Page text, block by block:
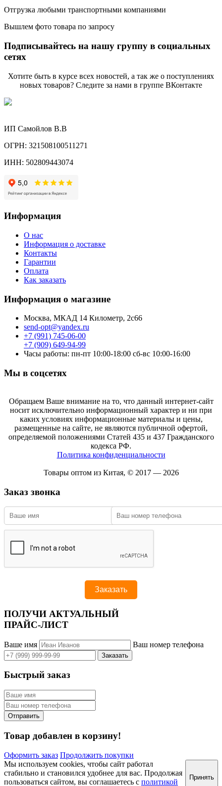
Отгрузка любыми транспортными компаниями
Вышлем фото товара по запросу
Подписывайтесь на нашу группу в социальных
сетях
Хотите быть в курсе всех новостей, а так же о поступлениях
новых товаров? Следите за нами в группе ВКонтакте
ИП Самойлов В.В
ОГРН: 321508100511271
ИНН: 502809443074
Информация
О нас
Информация о доставке
Контакты
Гарантии
Оплата
Как заказать
Информация о магазине
Москва, МКАД 14 Километр, 2с66
send-opt@yandex.ru
+7 (991) 745-06-00
+7 (909) 649-94-99
Часы работы: пн-пт 10:00-18:00 сб-вс 10:00-16:00
Мы в соцсетях
Обращаем Ваше внимание на то, что данный интернет-сайт
носит исключительно информационный характер и ни при
каких условиях информационные материалы и цены,
размещенные на сайте, не являются публичной офертой,
определяемой положениями Статей 435 и 437 Гражданского
кодекса РФ.
Политика конфиденциальности
Товары оптом из Китая, © 2017 — 2026
Заказ звонка
ПОЛУЧИ АКТУАЛЬНЫЙ
ПРАЙС-ЛИСТ
Ваше имя Ваш номер телефона
Быстрый заказ
Товар добавлен в корзину!
Оформить заказ Продолжить покупки
Мы используем cookies, чтобы сайт работал
стабильно и становился удобнее для вас. Продолжая
пользоваться сайтом, вы соглашаетесь с политикой Принять